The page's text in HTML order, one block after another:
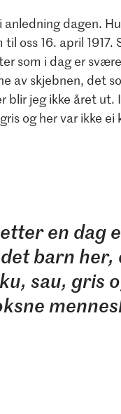
dagen.
oss 16. april
som i dag er
av skjebnen, det
jeg ikke året ut.
og her var ikke
en dag
barn her,
sau, gris